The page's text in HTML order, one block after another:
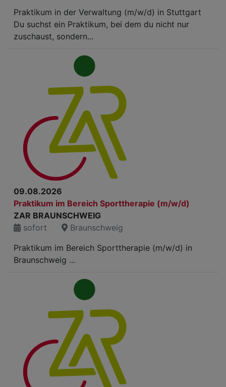
Praktikum in der Verwaltung (m/w/d) in Stuttgart
Du suchst ein Praktikum, bei dem du nicht nur
zuschaust, sondern...
09.08.2026
Praktikum im Bereich Sporttherapie (m/w/d)
ZAR BRAUNSCHWEIG
sofort
Braunschweig
Praktikum im Bereich Sporttherapie (m/w/d) in
Braunschweig ...